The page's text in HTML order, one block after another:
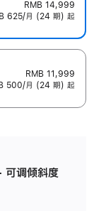
RMB 14,999
625/月 (24 期) 起
RMB 11,999
500/月 (24 期) 起
调倾斜度